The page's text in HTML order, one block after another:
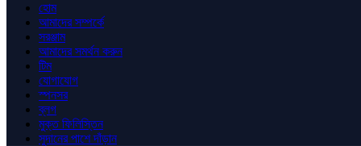
হোম
আমাদের সম্পর্কে
সরঞ্জাম
আমাদের সমর্থন করুন
টিম
যোগাযোগ
স্পনসর
ব্লগ
মুক্ত ফিলিস্তিন
সুদানের পাশে দাঁড়ান